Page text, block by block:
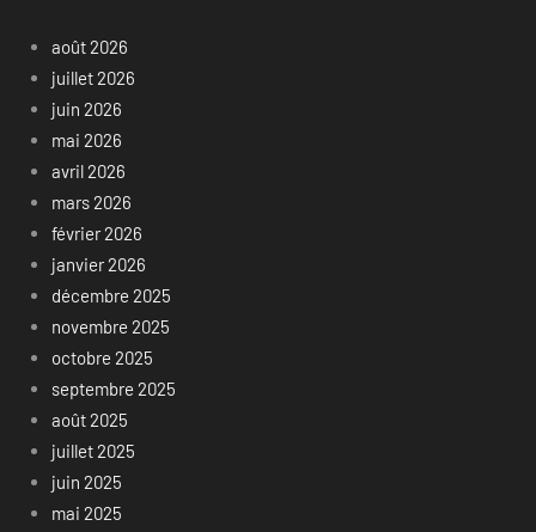
août 2026
juillet 2026
juin 2026
mai 2026
avril 2026
mars 2026
février 2026
janvier 2026
décembre 2025
novembre 2025
octobre 2025
septembre 2025
août 2025
juillet 2025
juin 2025
mai 2025